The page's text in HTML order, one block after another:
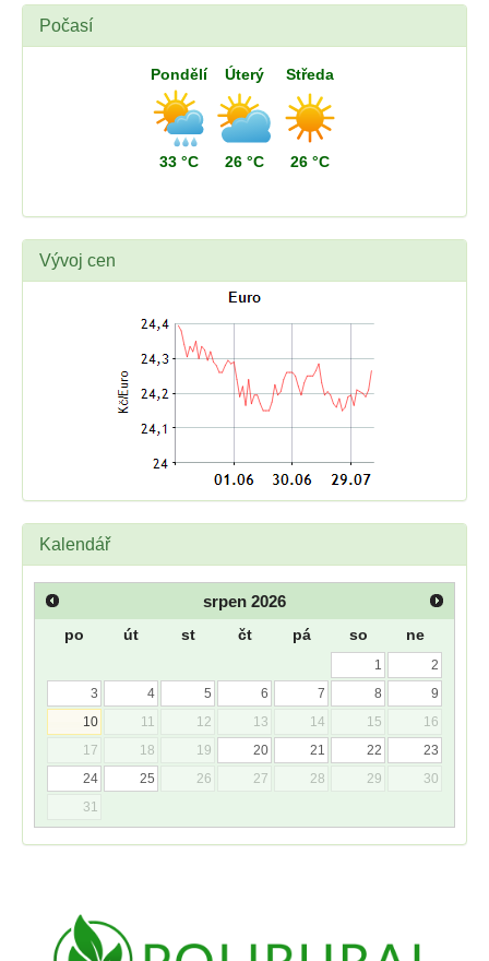
Počasí
Pondělí
33 °C
Úterý
26 °C
Středa
26 °C
Vývoj cen
Kalendář
srpen 2026
po út st čt pá so ne
1
2
3
4 5 6 7 8
9
10
11 12 13 14 15
16
17
18 19 20 21 22
23
24
25 26 27 28 29
30
31